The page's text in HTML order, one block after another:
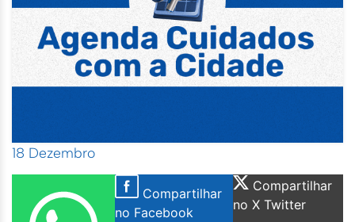
18 Dezembro
Compartilhar
no Facebook
Compartilhar
no X Twitter